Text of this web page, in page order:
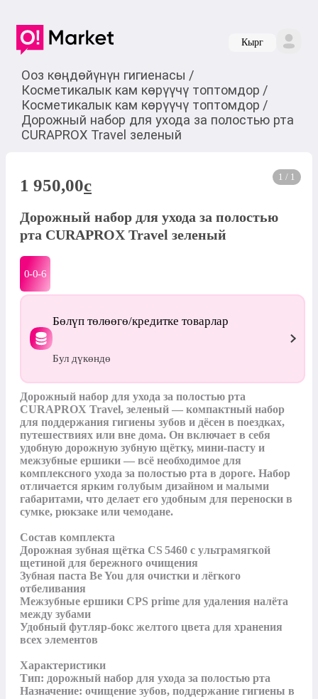
Кырг
Ооз көңдөйүнүн гигиенасы /
Косметикалык кам көрүүчү топтомдор /
Косметикалык кам көрүүчү топтомдор /
Дорожный набор для ухода за полостью рта
CURAPROX Travel зеленый
1 / 1
1 950,00c
Дорожный набор для ухода за полостью
рта CURAPROX Travel зеленый
0-0-6
Бөлүп төлөөгө/кредитке товарлар
Бул дүкөндө
Дорожный набор для ухода за полостью рта
CURAPROX Travel, зеленый — компактный набор
для поддержания гигиены зубов и дёсен в поездках,
путешествиях или вне дома. Он включает в себя
удобную дорожную зубную щётку, мини‑пасту и
межзубные ершики — всё необходимое для
комплексного ухода за полостью рта в дороге. Набор
отличается ярким голубым дизайном и малыми
габаритами, что делает его удобным для переноски в
сумке, рюкзаке или чемодане.
Состав комплекта
Дорожная зубная щётка CS 5460 с ультрамягкой
щетиной для бережного очищения
Зубная паста Be You для очистки и лёгкого
отбеливания
Межзубные ершики CPS prime для удаления налёта
между зубами
Удобный футляр‑бокс желтого цвета для хранения
всех элементов
Характеристики
Тип: дорожный набор для ухода за полостью рта
Назначение: очищение зубов, поддержание гигиены в